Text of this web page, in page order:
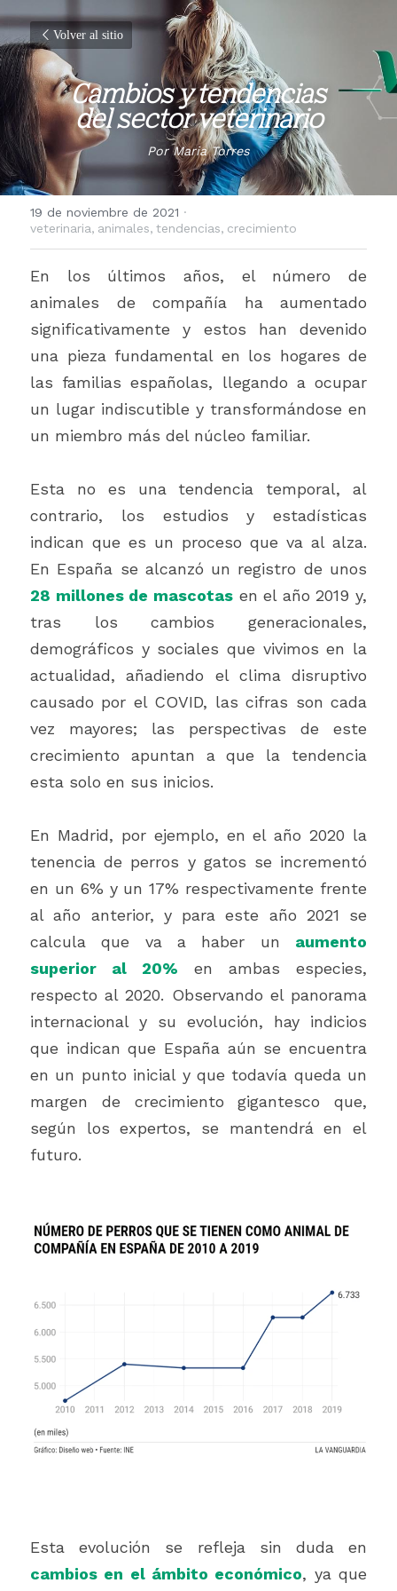
Volver al sitio
Cambios y tendencias
del sector veterinario
Por Maria Torres
19 de noviembre de 2021 ·
veterinaria, animales, tendencias, crecimiento
En los últimos años, el número de
animales de compañía ha aumentado
significativamente y estos han devenido
una pieza fundamental en los hogares de
las familias españolas, llegando a ocupar
un lugar indiscutible y transformándose en
un miembro más del núcleo familiar.
Esta no es una tendencia temporal, al
contrario, los estudios y estadísticas
indican que es un proceso que va al alza.
28 millones de mascotas en el año 2019 y,
tras los cambios generacionales,
demográficos y sociales que vivimos en la
actualidad, añadiendo el clima disruptivo
causado por el COVID, las cifras son cada
vez mayores; las perspectivas de este
crecimiento apuntan a que la tendencia
esta solo en sus inicios.
En Madrid, por ejemplo, en el año 2020 la
tenencia de perros y gatos se incrementó
en un 6% y un 17% respectivamente frente
al año anterior, y para este año 2021 se
calcula que va a haber un aumento
superior al 20% en ambas especies,
respecto al 2020. Observando el panorama
internacional y su evolución, hay indicios
que indican que España aún se encuentra
en un punto inicial y que todavía queda un
margen de crecimiento gigantesco que,
según los expertos, se mantendrá en el
futuro.
cambios en el ámbito económico, ya que